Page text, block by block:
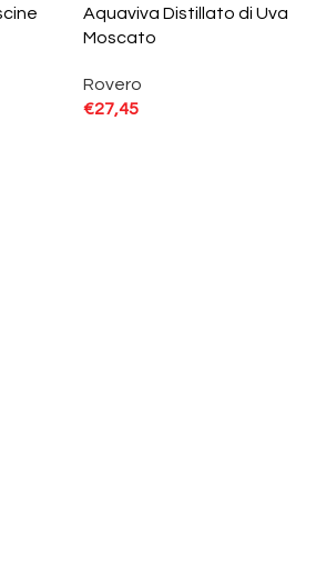
Aquaviva Distillato di Uva
Moscato
Rovero
€27,45